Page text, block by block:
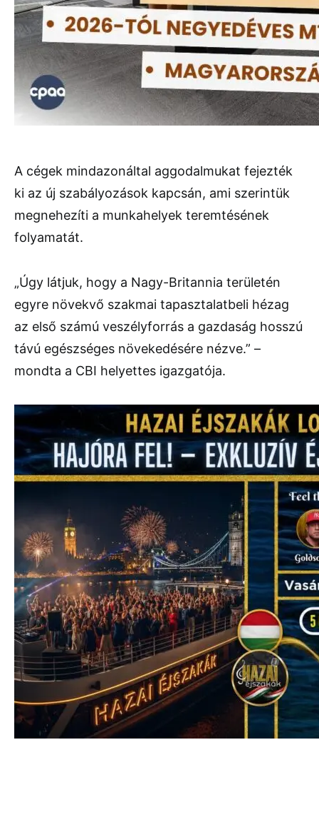
A cégek mindazonáltal aggodalmukat fejezték
ki az új szabályozások kapcsán, ami szerintük
megnehezíti a munkahelyek teremtésének
folyamatát.
„Úgy látjuk, hogy a Nagy-Britannia területén
egyre növekvő szakmai tapasztalatbeli hézag
az első számú veszélyforrás a gazdaság hosszú
távú egészséges növekedésére nézve.” –
mondta a CBI helyettes igazgatója.